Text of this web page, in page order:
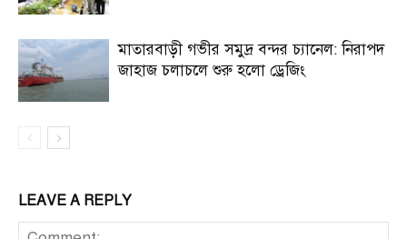
মাতারবাড়ী গভীর সমুদ্র বন্দর চ্যানেল: নিরাপদ
জাহাজ চলাচলে শুরু হলো ড্রেজিং
LEAVE A REPLY